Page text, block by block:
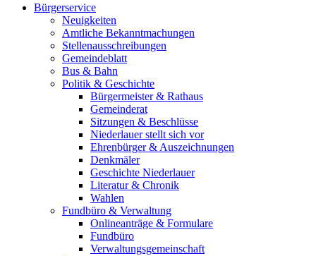
Bürgerservice
Neuigkeiten
Amtliche Bekanntmachungen
Stellenausschreibungen
Gemeindeblatt
Bus & Bahn
Politik & Geschichte
Bürgermeister & Rathaus
Gemeinderat
Sitzungen & Beschlüsse
Niederlauer stellt sich vor
Ehrenbürger & Auszeichnungen
Denkmäler
Geschichte Niederlauer
Literatur & Chronik
Wahlen
Fundbüro & Verwaltung
Onlineanträge & Formulare
Fundbüro
Verwaltungsgemeinschaft